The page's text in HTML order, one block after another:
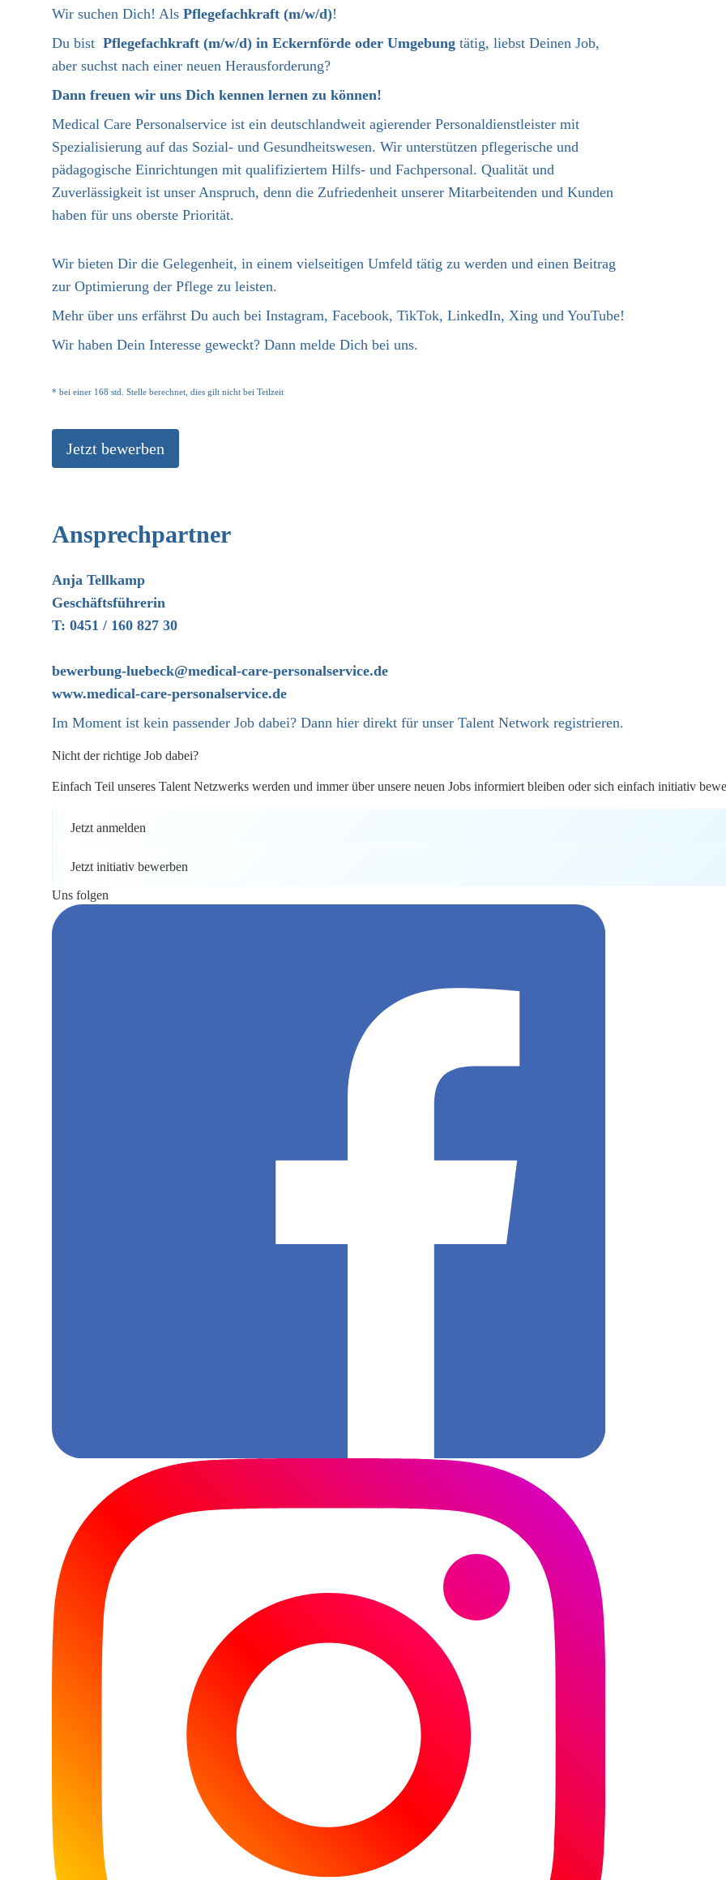
Wir suchen Dich! Als Pflegefachkraft (m/w/d)!
Du bist Pflegefachkraft (m/w/d) in Eckernförde oder Umgebung tätig, liebst Deinen Job,
aber suchst nach einer neuen Herausforderung?
Dann freuen wir uns Dich kennen lernen zu können!
Medical Care Personalservice ist ein deutschlandweit agierender Personaldienstleister mit
Spezialisierung auf das Sozial- und Gesundheitswesen. Wir unterstützen pflegerische und
pädagogische Einrichtungen mit qualifiziertem Hilfs- und Fachpersonal. Qualität und
Zuverlässigkeit ist unser Anspruch, denn die Zufriedenheit unserer Mitarbeitenden und Kunden
haben für uns oberste Priorität.
Wir bieten Dir die Gelegenheit, in einem vielseitigen Umfeld tätig zu werden und einen Beitrag
zur Optimierung der Pflege zu leisten.
Mehr über uns erfährst Du auch bei Instagram, Facebook, TikTok, LinkedIn, Xing und YouTube!
Wir haben Dein Interesse geweckt? Dann melde Dich bei uns.
* bei einer 168 std. Stelle berechnet, dies gilt nicht bei Teilzeit
Jetzt bewerben
Ansprechpartner
Anja Tellkamp
Geschäftsführerin
T: 0451 / 160 827 30
bewerbung-luebeck@medical-care-personalservice.de
www.medical-care-personalservice.de
Im Moment ist kein passender Job dabei? Dann hier direkt für unser Talent Network registrieren.
Nicht der richtige Job dabei?
Einfach Teil unseres Talent Netzwerks werden und immer über unsere neuen Jobs informiert bleiben oder sich einfach initiativ
Jetzt anmelden
Jetzt initiativ bewerben
Uns folgen